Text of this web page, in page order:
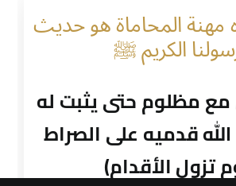
مهنة المحاماة هو حديث
الكريم ﷺ
مظلوم حتى يثبت له
قدميه على الصراط
تزول الأقدام)